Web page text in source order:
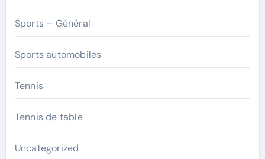
Sports – Général
Sports automobiles
Tennis
Tennis de table
Uncategorized